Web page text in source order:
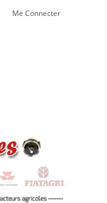
Me Connecter